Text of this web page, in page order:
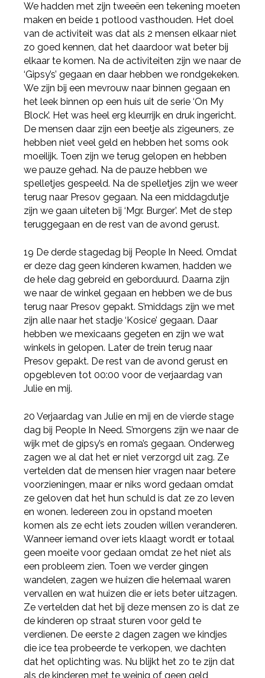
We hadden met zijn tweeën een tekening moeten
maken en beide 1 potlood vasthouden. Het doel
van de activiteit was dat als 2 mensen elkaar niet
zo goed kennen, dat het daardoor wat beter bij
elkaar te komen. Na de activiteiten zijn we naar de
‘Gipsy’s’ gegaan en daar hebben we rondgekeken.
We zijn bij een mevrouw naar binnen gegaan en
het leek binnen op een huis uit de serie ‘On My
Block’. Het was heel erg kleurrijk en druk ingericht.
De mensen daar zijn een beetje als zigeuners, ze
hebben niet veel geld en hebben het soms ook
moeilijk. Toen zijn we terug gelopen en hebben
we pauze gehad. Na de pauze hebben we
spelletjes gespeeld. Na de spelletjes zijn we weer
terug naar Presov gegaan. Na een middagdutje
zijn we gaan uiteten bij ‘Mgr. Burger’. Met de step
teruggegaan en de rest van de avond gerust.
19 De derde stagedag bij People In Need. Omdat
er deze dag geen kinderen kwamen, hadden we
de hele dag gebreid en geborduurd. Daarna zijn
we naar de winkel gegaan en hebben we de bus
terug naar Presov gepakt. S’middags zijn we met
zijn alle naar het stadje ‘Kosice’ gegaan. Daar
hebben we mexicaans gegeten en zijn we wat
winkels in gelopen. Later de trein terug naar
Presov gepakt. De rest van de avond gerust en
opgebleven tot 00:00 voor de verjaardag van
Julie en mij.
20 Verjaardag van Julie en mij en de vierde stage
dag bij People In Need. S’morgens zijn we naar de
wijk met de gipsy’s en roma’s gegaan. Onderweg
zagen we al dat het er niet verzorgd uit zag. Ze
vertelden dat de mensen hier vragen naar betere
voorzieningen, maar er niks word gedaan omdat
ze geloven dat het hun schuld is dat ze zo leven
en wonen. Iedereen zou in opstand moeten
komen als ze echt iets zouden willen veranderen.
Wanneer iemand over iets klaagt wordt er totaal
geen moeite voor gedaan omdat ze het niet als
een probleem zien. Toen we verder gingen
wandelen, zagen we huizen die helemaal waren
vervallen en wat huizen die er iets beter uitzagen.
Ze vertelden dat het bij deze mensen zo is dat ze
de kinderen op straat sturen voor geld te
verdienen. De eerste 2 dagen zagen we kindjes
die ice tea probeerde te verkopen, we dachten
dat het oplichting was. Nu blijkt het zo te zijn dat
als de kinderen met te weinig of geen geld